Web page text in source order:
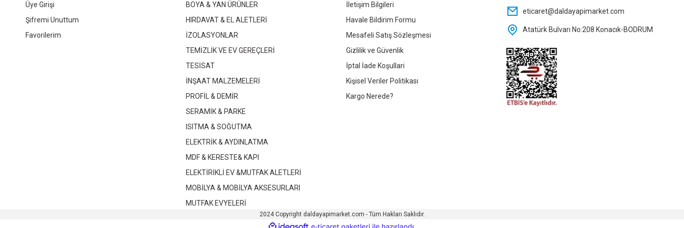
319,90 TL 18,55 TL
TOPRAKLI FİŞ ANAHTARLI MUTLUSAN TEKLİ ŞOK KORUMALI PRİZ
Üye Girişi
Şifremi Unuttum
Favorilerim
BOYA & YAN ÜRÜNLER
HIRDAVAT & EL ALETLERİ
İZOLASYONLAR
TEMİZLİK VE EV GEREÇLERİ
TESİSAT
İNŞAAT MALZEMELERİ
PROFİL & DEMİR
SERAMİK & PARKE
ISITMA & SOĞUTMA
ELEKTRİK & AYDINLATMA
MDF & KERESTE& KAPI
ELEKTİRİKLİ EV &MUTFAK ALETLERİ
MOBİLYA & MOBİLYA AKSESURLARI
MUTFAK EVYELERİ
İletişim Bilgileri
Havale Bildirim Formu
Mesafeli Satış Sözleşmesi
Gizlilik ve Güvenlik
İptal İade Koşullari
Kişisel Veriler Politikası
Kargo Nerede?
eticaret@daldayapimarket.com
Atatürk Bulvarı No:208 Konacık-BODRUM
2024 Copyright daldayapimarket.com - Tüm Hakları Saklıdır.